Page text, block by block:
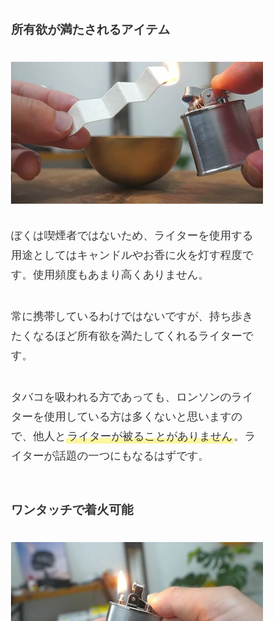
所有欲が満たされるアイテム
ぼくは喫煙者ではないため、ライターを使用する
用途としてはキャンドルやお香に火を灯す程度で
す。使用頻度もあまり高くありません。
常に携帯しているわけではないですが、持ち歩き
たくなるほど所有欲を満たしてくれるライターで
す。
タバコを吸われる方であっても、ロンソンのライ
ターを使用している方は多くないと思いますの
で、他人と ライターが被ることがありません。ラ
イターが話題の一つにもなるはずです。
ワンタッチで着火可能